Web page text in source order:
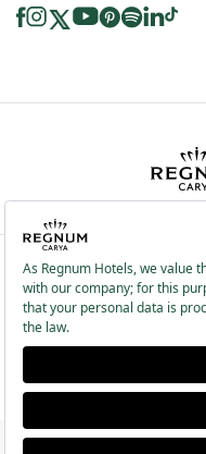
2026 ® Regnum Hotels.
Политика в отношении
файлов cookie